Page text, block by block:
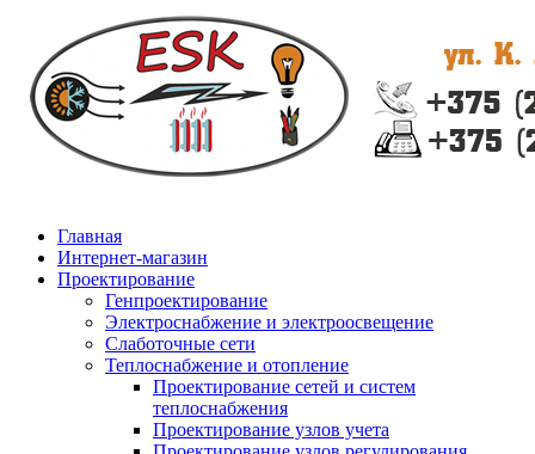
Главная
Интернет-магазин
Проектирование
Генпроектирование
Электроснабжение и электроосвещение
Слаботочные сети
Теплоснабжение и отопление
Проектирование сетей и систем
теплоснабжения
Проектирование узлов учета